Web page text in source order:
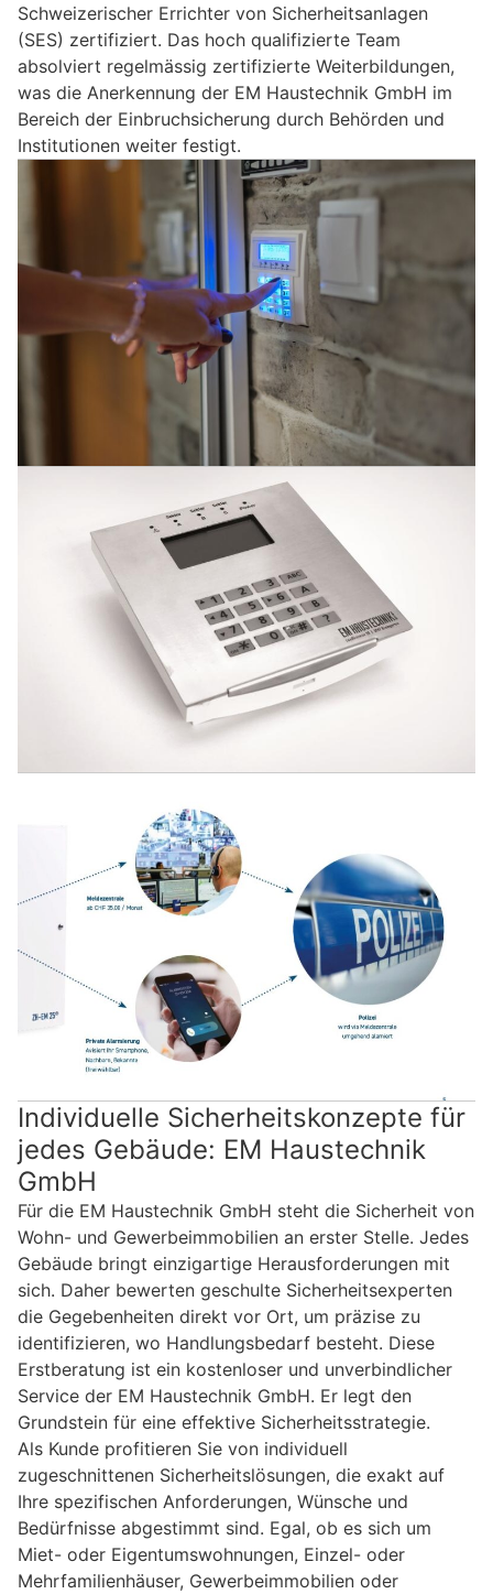
Schweizerischer Errichter von Sicherheitsanlagen
(SES) zertifiziert. Das hoch qualifizierte Team
absolviert regelmässig zertifizierte Weiterbildungen,
was die Anerkennung der EM Haustechnik GmbH im
Bereich der Einbruchsicherung durch Behörden und
Institutionen weiter festigt.
Individuelle Sicherheitskonzepte für
jedes Gebäude: EM Haustechnik
GmbH
Für die EM Haustechnik GmbH steht die Sicherheit von
Wohn- und Gewerbeimmobilien an erster Stelle. Jedes
Gebäude bringt einzigartige Herausforderungen mit
sich. Daher bewerten geschulte Sicherheitsexperten
die Gegebenheiten direkt vor Ort, um präzise zu
identifizieren, wo Handlungsbedarf besteht. Diese
Erstberatung ist ein kostenloser und unverbindlicher
Service der EM Haustechnik GmbH. Er legt den
Grundstein für eine effektive Sicherheitsstrategie.
Als Kunde profitieren Sie von individuell
zugeschnittenen Sicherheitslösungen, die exakt auf
Ihre spezifischen Anforderungen, Wünsche und
Bedürfnisse abgestimmt sind. Egal, ob es sich um
Miet- oder Eigentumswohnungen, Einzel- oder
Mehrfamilienhäuser, Gewerbeimmobilien oder